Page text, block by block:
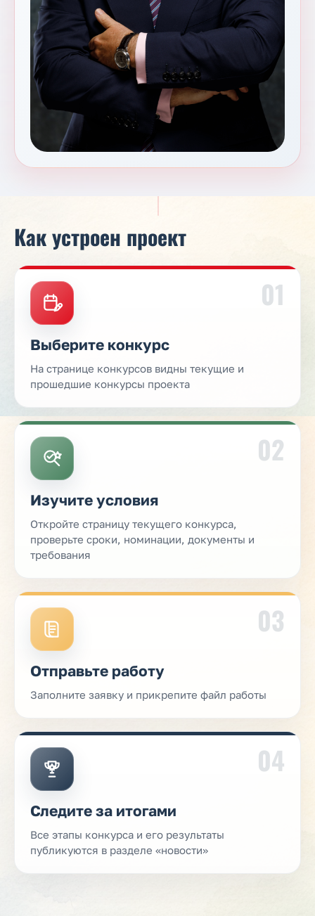
Как устроен проект
01
Выберите конкурс
На странице конкурсов видны текущие и
прошедшие конкурсы проекта
02
Изучите условия
Откройте страницу текущего конкурса,
проверьте сроки, номинации, документы и
требования
03
Отправьте работу
Заполните заявку и прикрепите файл работы
04
Следите за итогами
Все этапы конкурса и его результаты
публикуются в разделе «новости»